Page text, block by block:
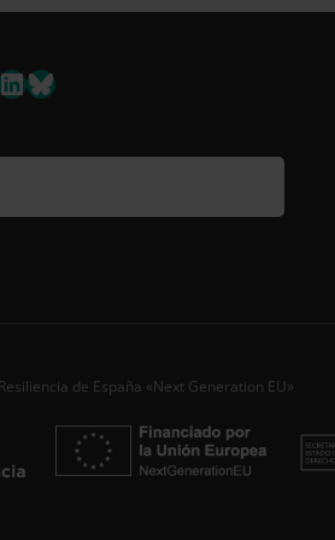
Si quieres recibir
información, no
Al instante, te
datos y podrás estar
Correo electrónico *
Bluesky
de España «Next Generation EU»